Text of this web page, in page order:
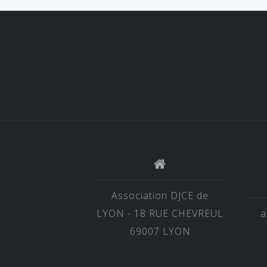
Association DJCE de
LYON - 18 RUE CHEVREUL
69007 LYON